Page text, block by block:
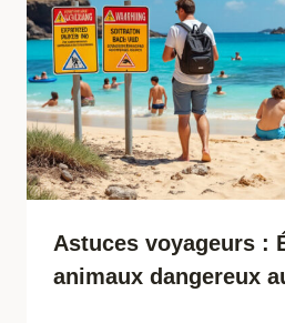
Astuces voyageurs :
animaux dangereux